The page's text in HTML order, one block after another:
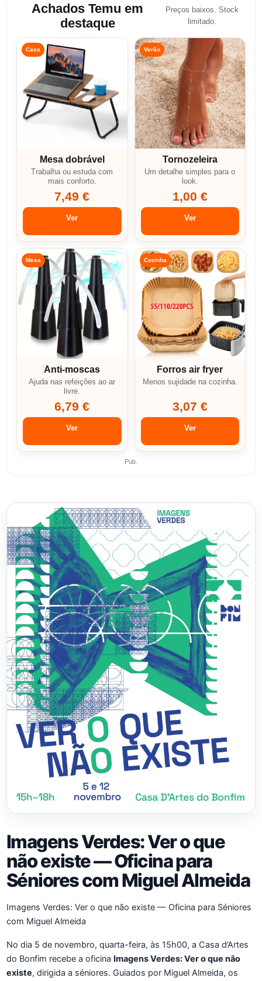
Achados Temu em
destaque
Preços baixos. Stock
limitado.
Casa
Mesa dobrável
Trabalha ou estuda com
mais conforto.
7,49 €
Ver
Verão
Tornozeleira
Um detalhe simples para o
look.
1,00 €
Ver
Mesa
Anti-moscas
Ajuda nas refeições ao ar
livre.
6,79 €
Ver
Cozinha
Forros air fryer
Menos sujidade na cozinha.
3,07 €
Ver
Pub.
Imagens Verdes: Ver o que
não existe — Oficina para
Séniores com Miguel Almeida
Imagens Verdes: Ver o que não existe — Oficina para Séniores
com Miguel Almeida
No dia 5 de novembro, quarta-feira, às 15h00, a Casa d’Artes
do Bonfim recebe a oficina Imagens Verdes: Ver o que não
existe, dirigida a séniores. Guiados por Miguel Almeida, os